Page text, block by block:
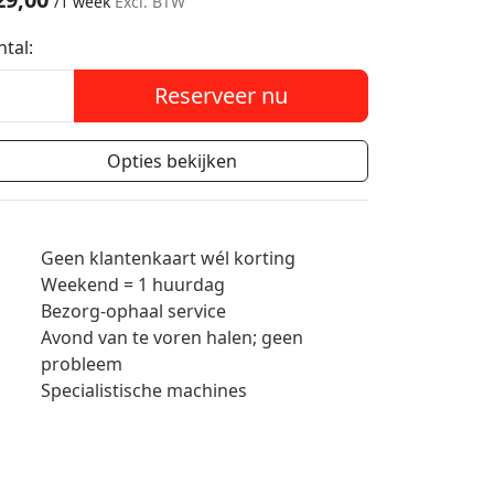
Reserveer nu
Opties bekijken
Geen klantenkaart wél korting
Weekend = 1 huurdag
Bezorg-ophaal service
Avond van te voren halen; geen
probleem
Specialistische machines